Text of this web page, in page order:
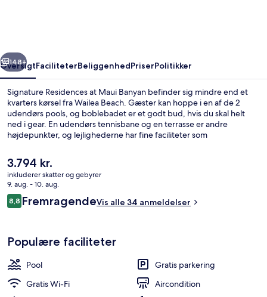
Næste
148+
OversigtFaciliteterBeliggenhedPriserPolitikker
Signature Residences at Maui Banyan befinder sig mindre end et
kvarters kørsel fra Wailea Beach. Gæster kan hoppe i en af de 2
udendørs pools, og boblebadet er et godt bud, hvis du skal helt
ned i gear. En udendørs tennisbane og en terrasse er andre
højdepunkter, og lejlighederne har fine faciliteter som
egyptiske bomuldslagner.
Den
nuværende
pris
er
3.794 kr.
3.794 kr.
inkluderer skatter og gebyrer
9. aug. - 10. aug.
Anmeldelser
8,88,8 ud af 10.
FremragendeVis alle 34 anmeldelser
Populære faciliteter
Pool
Gratis parkering
Gratis Wi-Fi
Aircondition